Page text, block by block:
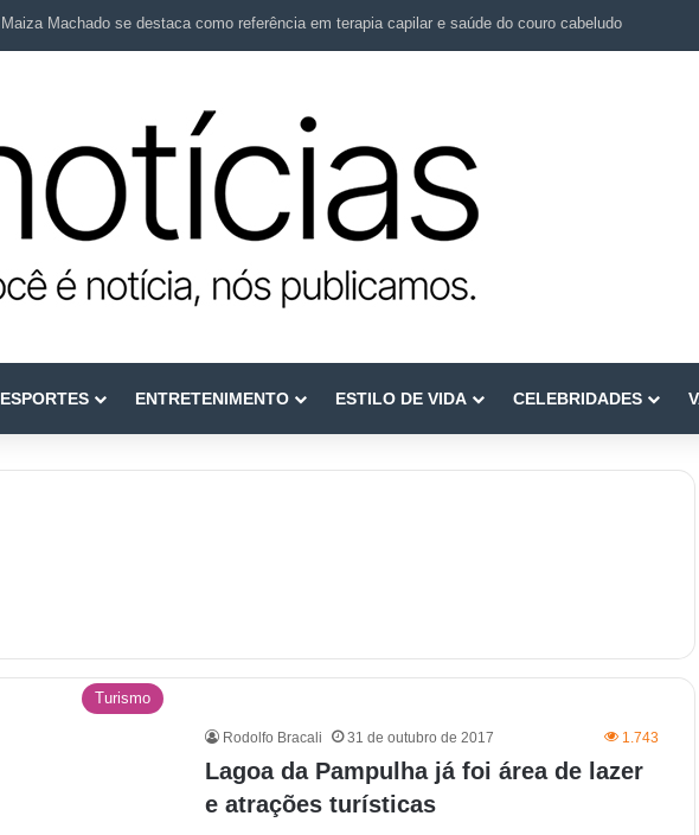
Maiza Machado se destaca como referência em terapia capilar e saúde do couro cabeludo
ESPORTES ENTRETENIMENTO ESTILO DE VIDA CELEBRIDADES
Turismo
Rodolfo Bracali 31 de outubro de 2017 1.743
Lagoa da Pampulha já foi área de lazer
e atrações turísticas